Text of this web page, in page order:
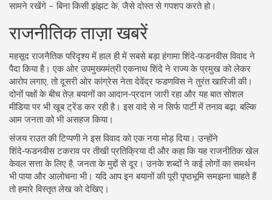
सामने रखेंगे – बिना किसी झंझट के, जैसे दोस्त से गपशप करते हो।
राजनीतिक ताज़ा खबरें
महसूद राजनैतिक परिदृश्य में हाल ही में सबसे बड़ा हंगामा शिंदे‑फडनवीस विवाद ने
पैदा किया है। एक ओर उपमुख्यमंत्री एकनाथ शिंदे ने राज्य के प्रमुख को लेकर
आरोप लगाए, तो दूसरी ओर कांग्रेस नेता देवेंद्र फडणविस ने तुरंत खारिजी की।
दोनों पक्षों के बीच तेज़ बयानों का आदान‑प्रदान जारी रहा और यह बात सोशल
मीडिया पर भी खूब ट्रेंड कर रही है। इस वादे से न सिर्फ पार्टी में तनाव बढ़ा, बल्कि
आम जनता को भी असहज किया।
संजय राउत की टिप्पणी ने इस विवाद को एक नया मोड़ दिया। उन्होंने
शिंदे‑फडनवीस टकराव पर तीखी प्रतिक्रिया दी और कहा कि यह राजनीतिक खेल
केवल सत्ता के लिए है, जनता के मुद्दों से दूर। उनके शब्दों ने कई लोगों का समर्थन
भी पाया और आलोचना भी। यदि आप इन बयानों की पूरी पृष्ठभूमि समझना चाहते हैं
तो हमारे विस्तृत लेख को देखिए।